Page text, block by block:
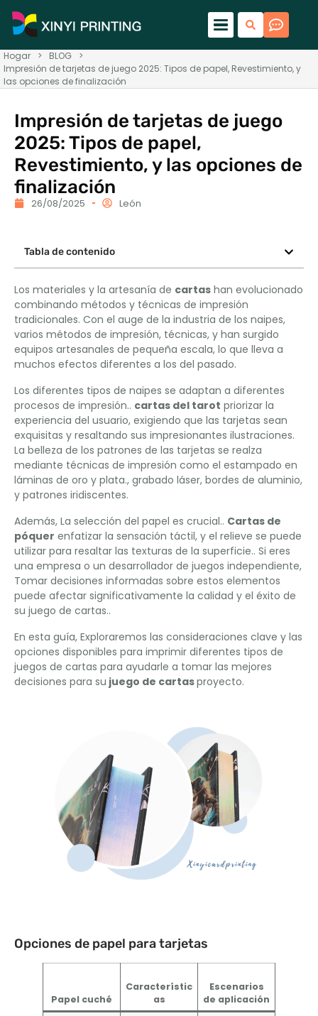
Hogar > BLOG
>
Impresión de tarjetas de juego 2025: Tipos de papel, Revestimiento, y
las opciones de finalización
Impresión de tarjetas de juego
2025: Tipos de papel,
Revestimiento, y las opciones de
finalización
26/08/2025 León
Tabla de contenido
Los materiales y la artesanía de cartas han evolucionado
combinando métodos y técnicas de impresión
tradicionales. Con el auge de la industria de los naipes,
varios métodos de impresión, técnicas, y han surgido
equipos artesanales de pequeña escala, lo que lleva a
muchos efectos diferentes a los del pasado.
Los diferentes tipos de naipes se adaptan a diferentes
procesos de impresión.. cartas del tarot priorizar la
experiencia del usuario, exigiendo que las tarjetas sean
exquisitas y resaltando sus impresionantes ilustraciones.
La belleza de los patrones de las tarjetas se realza
mediante técnicas de impresión como el estampado en
láminas de oro y plata., grabado láser, bordes de aluminio,
y patrones iridiscentes.
Además, La selección del papel es crucial.. Cartas de
póquer enfatizar la sensación táctil, y el relieve se puede
utilizar para resaltar las texturas de la superficie.. Si eres
una empresa o un desarrollador de juegos independiente,
Tomar decisiones informadas sobre estos elementos
puede afectar significativamente la calidad y el éxito de
su juego de cartas..
En esta guía, Exploraremos las consideraciones clave y las
opciones disponibles para imprimir diferentes tipos de
juegos de cartas para ayudarle a tomar las mejores
decisiones para su juego de cartasproyecto.
Opciones de papel para tarjetas
Papel cuché
Característic
as
Escenarios
de aplicación